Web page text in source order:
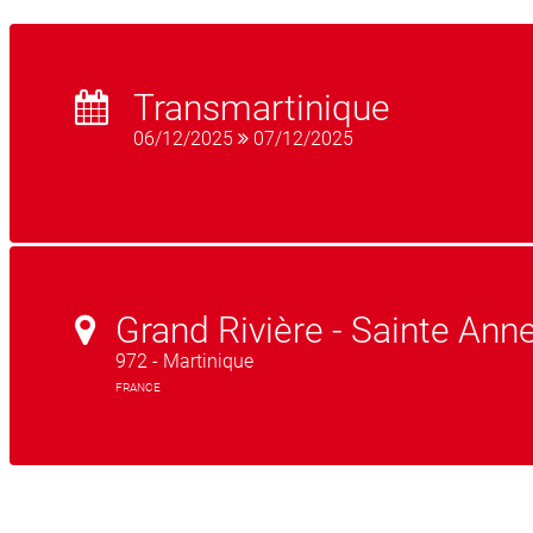
Transmartinique
06/12/2025 07/12/2025
Grand Rivière - Sainte
972 - Martinique
FRANCE